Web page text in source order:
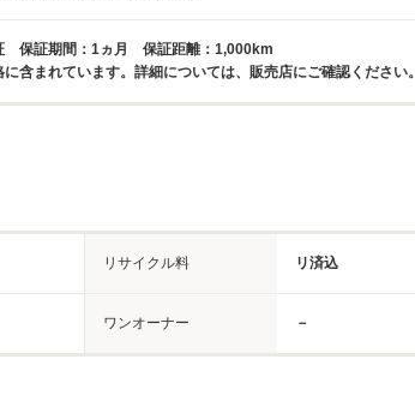
保証期間：1ヵ月 保証距離：1,000km
含まれています。詳細については、販売店にご確認ください。
リサイクル料 リ済込
ワンオーナー －